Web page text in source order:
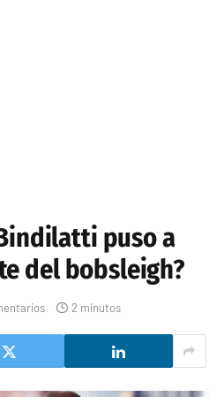
puso a
del bobsleigh?
2 minutos